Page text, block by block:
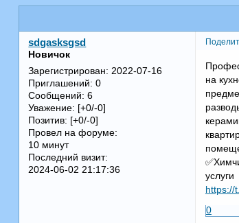
sdgasksgsd
Новичок
Зарегистрирован: 2022-07-16
Приглашений: 0
Сообщений: 6
Уважение: [+0/-0]
Позитив: [+0/-0]
Провел на форуме:
10 минут
Последний визит:
2024-06-02 21:17:36
на
услуги
https://
0